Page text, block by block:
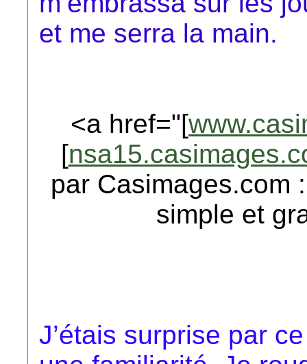
et me serra la main.
<a href="[
[
par Casimages.com
simple et
J’étais surprise par